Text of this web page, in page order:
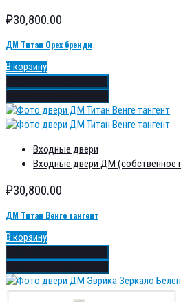
₽30,800.00
ДМ Титан Орех бренди
В корзину
Входные двери
Входные двери ДМ (собственное
₽30,800.00
ДМ Титан Венге тангент
В корзину